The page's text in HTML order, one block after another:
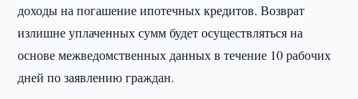
доходы на погашение ипотечных кредитов. Возврат
излишне уплаченных сумм будет осуществляться на
основе межведомственных данных в течение 10 рабочих
дней по заявлению граждан.